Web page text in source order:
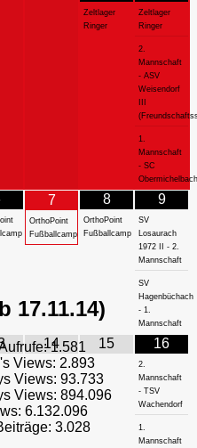
Zeltlager
Ringer
Zeltlager
Ringer
2.
Mannschaft
- ASV
Weisendorf
1.
Mannschaft
- SC
Obermichelbach
7
OrthoPoint
Fußballcamp
8
OrthoPoint
Fußballcamp
9
SV
Losaurach
1972 II - 2.
Mannschaft
SV
Hagenbüchach
- 1.
Mannschaft
14 15 16
2.
Mannschaft
- TSV
Wachendorf
1.
Mannschaft
17.11.14)
1.581
Views: 2.893
Views: 93.733
Views: 894.096
6.132.096
3.028